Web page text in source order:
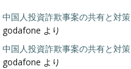
中国人投資詐欺事案の共有と対策
godafone より
中国人投資詐欺事案の共有と対策
godafone より